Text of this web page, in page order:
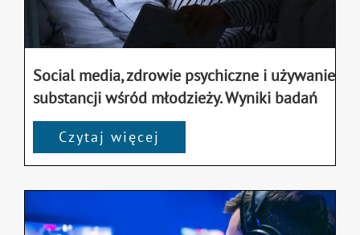
Social media, zdrowie psychiczne i używanie
substancji wśród młodzieży. Wyniki badań
Czytaj więcej